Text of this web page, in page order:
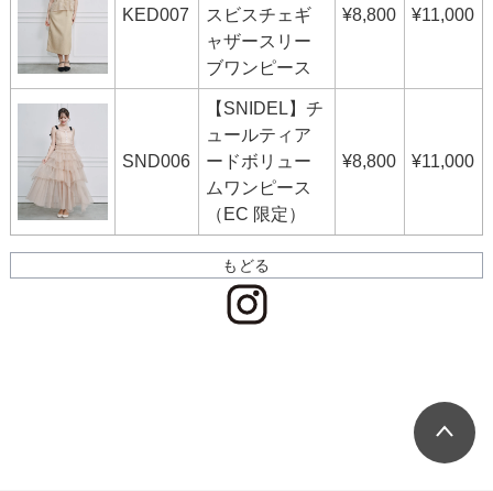
KED007
スビスチェギ
ャザースリー
ブワンピース
¥8,800 ¥11,000
SND006
【SNIDEL】チ
ュールティア
ードボリュー
ムワンピース
（EC 限定）
¥8,800 ¥11,000
もどる